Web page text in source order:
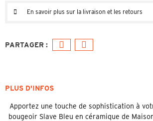
En savoir plus sur la livraison et les retours
PLUS D'INFOS
Apportez une touche de sophistication à
bougeoir Slave Bleu en céramique de